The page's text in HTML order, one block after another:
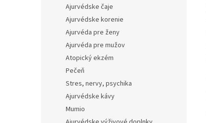
Ajurvédske čaje
Ajurvédske korenie
Ajurvéda pre ženy
Ajurvéda pre mužov
Atopický ekzém
Pečeň
Stres, nervy, psychika
Ajurvédske kávy
Mumio